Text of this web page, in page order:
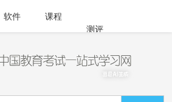
软件
课程
测评